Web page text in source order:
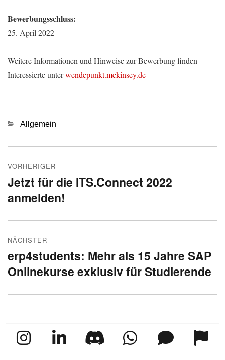
Bewerbungsschluss:
25. April 2022
Weitere Informationen und Hinweise zur Bewerbung finden
Interessierte unterwendepunkt.mckinsey.de
Kategorien
Allgemein
VORHERIGER
Vorheriger
Beitrag:
Jetzt für die ITS.Connect 2022
anmelden!
NÄCHSTER
Nächster
Beitrag:
erp4students: Mehr als 15 Jahre SAP
Onlinekurse exklusiv für Studierende